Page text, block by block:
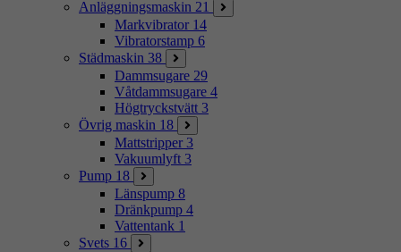
Anläggningsmaskin 21
Markvibrator 14
Vibratorstamp 6
Städmaskin 38
Dammsugare 29
Våtdammsugare 4
Högtryckstvätt 3
Övrig maskin 18
Mattstripper 3
Vakuumlyft 3
Pump 18
Länspump 8
Dränkpump 4
Vattentank 1
Svets 16